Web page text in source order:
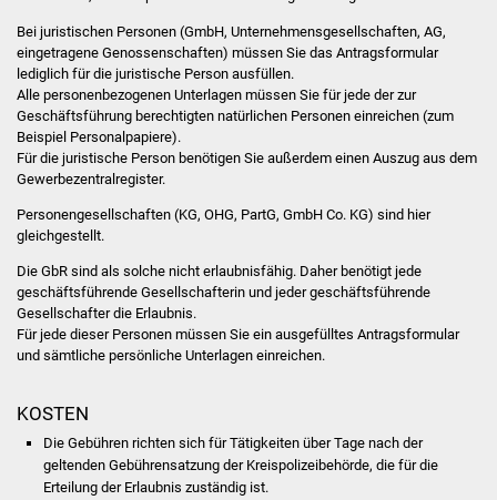
Bei juristischen Personen (GmbH, Unternehmensgesellschaften, AG,
eingetragene Genossenschaften) müssen Sie das Antragsformular
lediglich für die juristische Person ausfüllen.
Alle personenbezogenen Unterlagen müssen Sie für jede der zur
Geschäftsführung berechtigten natürlichen Personen einreichen (zum
Beispiel Personalpapiere).
Für die juristische Person benötigen Sie außerdem einen Auszug aus dem
Gewerbezentralregister.
Personengesellschaften (KG, OHG, PartG, GmbH Co. KG) sind hier
gleichgestellt.
Die GbR sind als solche nicht erlaubnisfähig. Daher benötigt jede
geschäftsführende Gesellschafterin und jeder geschäftsführende
Gesellschafter die Erlaubnis.
Für jede dieser Personen müssen Sie ein ausgefülltes Antragsformular
und sämtliche persönliche Unterlagen einreichen.
KOSTEN
Die Gebühren richten sich für Tätigkeiten über Tage nach der
geltenden Gebührensatzung der Kreispolizeibehörde, die für die
Erteilung der Erlaubnis zuständig ist.